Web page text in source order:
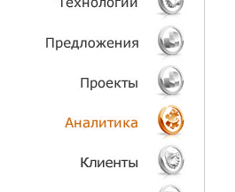
УСЛУГИ
ТЕХНОЛОГИИ
ОБЪЕКТЫ
ПРОЕКТЫ
АНАЛИТИКА